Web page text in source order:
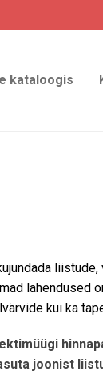
kataloogis
lahendused
kui ka
joonist